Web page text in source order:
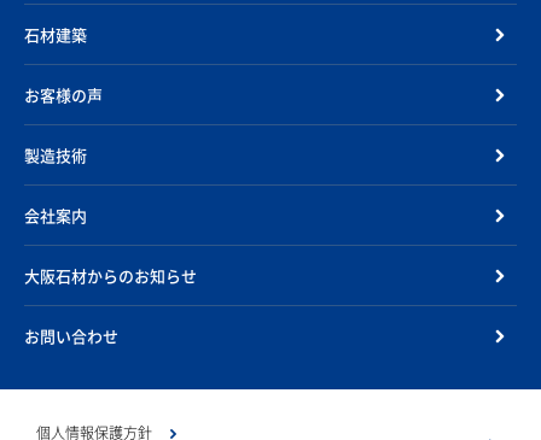
石材建築
お客様の声
製造技術
会社案内
大阪石材からのお知らせ
お問い合わせ
個人情報保護方針